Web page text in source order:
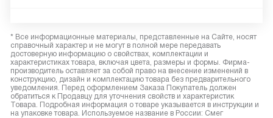
* Все информационные материалы, представленные на Сайте, носят
справочный характер и не могут в полной мере передавать
достоверную информацию о свойствах, комплектации и
характеристиках товара, включая цвета, размеры и формы. Фирма-
производитель оставляет за собой право на внесение изменений в
конструкцию, дизайн и комплектацию товара без предварительного
уведомления. Перед оформлением Заказа Покупатель должен
обратиться к Продавцу для уточнения свойств и характеристик
Товара. Подробная информация о товаре указывается в инструкции и
на упаковке товара. Используемое название в России: Смег